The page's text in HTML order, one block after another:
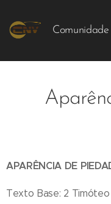
APARÊNCIA DE
Texto Base: 2